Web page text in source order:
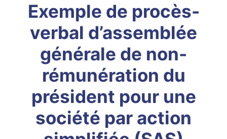
Exemple de procès-
verbal d’assemblée
générale de non-
rémunération du
président pour une
société par action